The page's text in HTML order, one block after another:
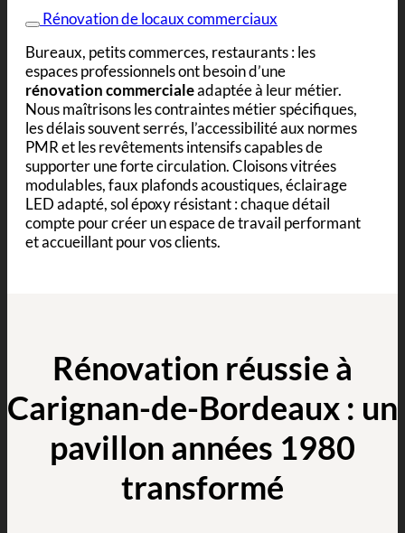
Rénovation de locaux commerciaux
Bureaux, petits commerces, restaurants : les
espaces professionnels ont besoin d’une
rénovation commercialeadaptée à leur métier.
Nous maîtrisons les contraintes métier spécifiques,
les délais souvent serrés, l’accessibilité aux normes
PMR et les revêtements intensifs capables de
supporter une forte circulation. Cloisons vitrées
modulables, faux plafonds acoustiques, éclairage
LED adapté, sol époxy résistant : chaque détail
compte pour créer un espace de travail performant
et accueillant pour vos clients.
Rénovation réussie à
Carignan-de-Bordeaux : un
pavillon années 1980
transformé